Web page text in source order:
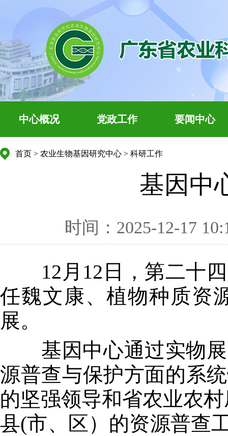
中心概况 党政工作 要闻中心
首页 > 农业生物基因研究中心 > 科研工作
基因中
时间：2025-12-17
12月12日，第二十四
任魏文康、植物种质资
展。
基因中心通过实物展
源普查与保护方面的系
的坚强领导和省农业农
县(市、区）的资源普查